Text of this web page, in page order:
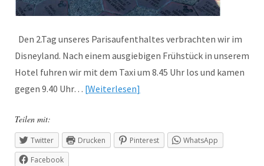
Den 2.Tag unseres Parisaufenthaltes verbrachten wir im
Disneyland. Nach einem ausgiebigen Frühstück in unserem
Hotel fuhren wir mit dem Taxi um 8.45 Uhr los und kamen
gegen 9.40 Uhr… Weiterlesen
Teilen mit:
Twitter Drucken Pinterest
WhatsApp
Facebook